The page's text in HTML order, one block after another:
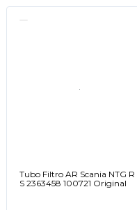
Tubo Filtro AR Scania NTG R
S 2363458 100721 Original